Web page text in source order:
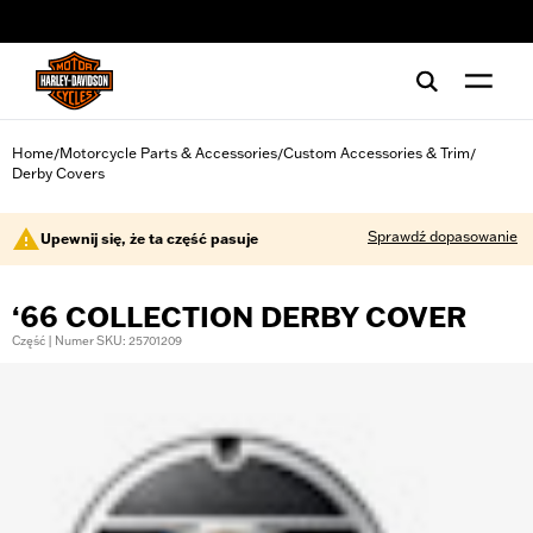
Home/Motorcycle Parts & Accessories/Custom Accessories & Trim/
Derby Covers
Upewnij się, że ta część pasuje Sprawdź dopasowanie
‘66 COLLECTION DERBY COVER
Część | Numer SKU: 25701209